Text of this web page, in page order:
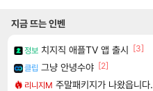
지금 뜨는 인벤
정보 치지직 애플TV 앱 출시 [3]
클립 그냥 안녕수야 [2]
리니지M 주말패키지가 나왔읍니다.